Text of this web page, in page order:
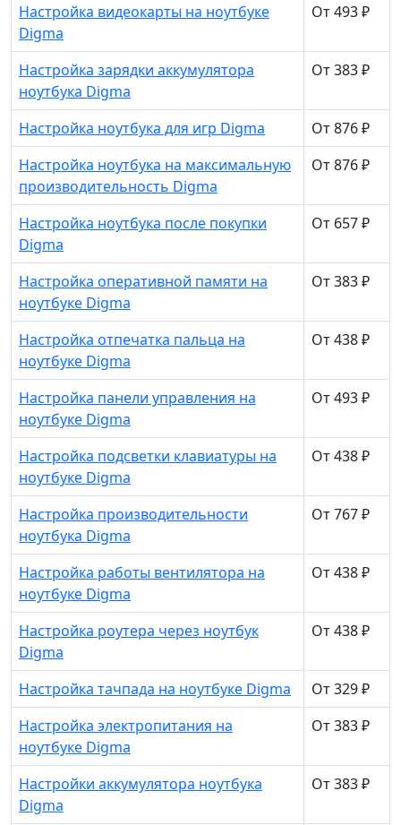
Настройка видеокарты на ноутбуке
Digma
От 493 ₽
Настройка зарядки аккумулятора
ноутбука Digma
От 383 ₽
Настройка ноутбука для игр Digma
От 876 ₽
Настройка ноутбука на максимальную
производительность Digma
От 876 ₽
Настройка ноутбука после покупки
Digma
От 657 ₽
Настройка оперативной памяти на
ноутбуке Digma
От 383 ₽
Настройка отпечатка пальца на
ноутбуке Digma
От 438 ₽
Настройка панели управления на
ноутбуке Digma
От 493 ₽
Настройка подсветки клавиатуры на
ноутбуке Digma
От 438 ₽
Настройка производительности
ноутбука Digma
От 767 ₽
Настройка работы вентилятора на
ноутбуке Digma
От 438 ₽
Настройка роутера через ноутбук
Digma
От 438 ₽
Настройка тачпада на ноутбуке Digma
От 329 ₽
Настройка электропитания на
ноутбуке Digma
От 383 ₽
Настройки аккумулятора ноутбука
Digma
От 383 ₽